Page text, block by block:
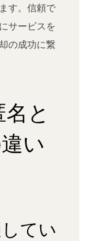
す。信頼で
サービスを
の成功に繋
と
い
てい